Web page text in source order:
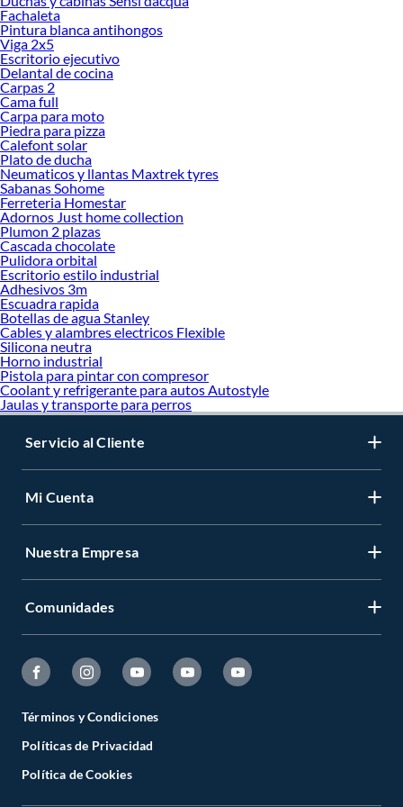
todo lo necesario para tus proyectos de renovación y decoración. ¡Visítanos y
haz tus ideas realidad!
Fachaleta
Pintura blanca antihongos
Viga 2x5
Escritorio ejecutivo
Delantal de cocina
Carpas 2
Cama full
Carpa para moto
Piedra para pizza
Calefont solar
Plato de ducha
Neumaticos y llantas Maxtrek tyres
Sabanas Sohome
Ferreteria Homestar
Adornos Just home collection
Plumon 2 plazas
Cascada chocolate
Pulidora orbital
Escritorio estilo industrial
Adhesivos 3m
Escuadra rapida
Botellas de agua Stanley
Cables y alambres electricos Flexible
Silicona neutra
Horno industrial
Pistola para pintar con compresor
Coolant y refrigerante para autos Autostyle
Jaulas y transporte para perros
Servicio al Cliente
Mi Cuenta
Nuestra Empresa
Comunidades
Términos y Condiciones
Políticas de Privacidad
Política de Cookies